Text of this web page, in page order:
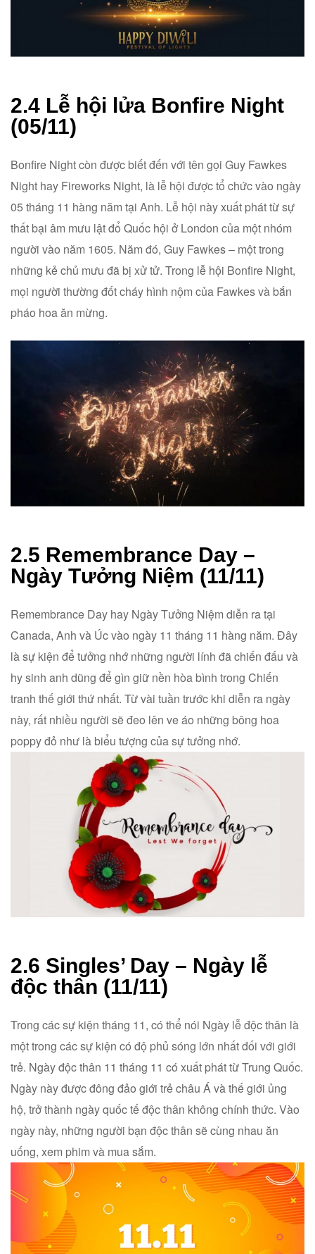
2.4 Lễ hội lửa Bonfire Night
(05/11)
Bonfire Night còn được biết đến với tên gọi Guy Fawkes
Night hay Fireworks Night, là lễ hội được tổ chức vào ngày
05 tháng 11 hàng năm tại Anh. Lễ hội này xuất phát từ sự
thất bại âm mưu lật đổ Quốc hội ở London của một nhóm
người vào năm 1605. Năm đó, Guy Fawkes – một trong
những kẻ chủ mưu đã bị xử tử. Trong lễ hội Bonfire Night,
mọi người thường đốt cháy hình nộm của Fawkes và bắn
pháo hoa ăn mừng.
2.5 Remembrance Day –
Ngày Tưởng Niệm (11/11)
Remembrance Day hay Ngày Tưởng Niệm diễn ra tại
Canada, Anh và Úc vào ngày 11 tháng 11 hàng năm. Đây
là sự kiện để tưởng nhớ những người lính đã chiến đấu và
hy sinh anh dũng để gìn giữ nền hòa bình trong Chiến
tranh thế giới thứ nhất. Từ vài tuần trước khi diễn ra ngày
này, rất nhiều người sẽ đeo lên ve áo những bông hoa
poppy đỏ như là biểu tượng của sự tưởng nhớ.
2.6 Singles’ Day – Ngày lễ
độc thân (11/11)
Trong các sự kiện tháng 11, có thể nói Ngày lễ độc thân là
một trong các sự kiện có độ phủ sóng lớn nhất đối với giới
trẻ. Ngày độc thân 11 tháng 11 có xuất phát từ Trung Quốc.
Ngày này được đông đảo giới trẻ châu Á và thế giới ủng
hộ, trở thành ngày quốc tế độc thân không chính thức. Vào
ngày này, những người bạn độc thân sẽ cùng nhau ăn
uống, xem phim và mua sắm.